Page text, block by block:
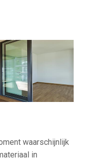
waarschijnlijk
in